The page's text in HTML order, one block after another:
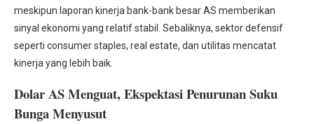
meskipun laporan kinerja bank-bank besar AS memberikan
sinyal ekonomi yang relatif stabil. Sebaliknya, sektor defensif
seperti consumer staples, real estate, dan utilitas mencatat
kinerja yang lebih baik.
Dolar AS Menguat, Ekspektasi Penurunan Suku
Bunga Menyusut